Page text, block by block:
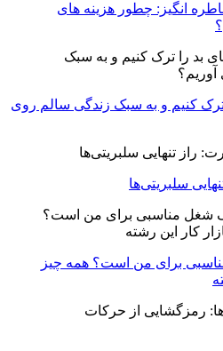
انگیز: چطور هزینه های
کنیم و به سبک زندگی سالم روی
سلبریتی‌ها
مناسبی برای من است؟ همه چیز